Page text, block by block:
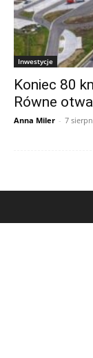
Inwestycje
Koniec 80
Równe
Anna Miler - 7